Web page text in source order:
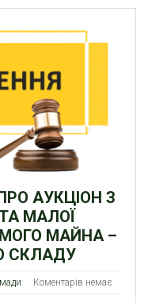
АУКЦІОН З
МАЛОЇ
МАЙНА –
СКЛАДУ
Коментарів немає